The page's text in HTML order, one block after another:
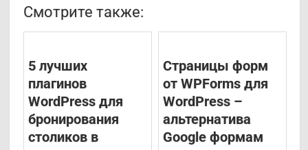
Смотрите также:
5 лучших
плагинов
WordPress для
бронирования
столиков в
Страницы форм
от WPForms для
WordPress –
альтернатива
Google формам